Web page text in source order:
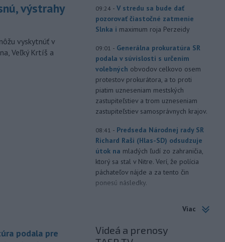
výstrahy
vyskytnúť v
Veľký Krtíš a
podala pre
09:24 - V stredu sa bude dať
pozorovať čiastočné zatmenie
Slnka i maximum roja Perzeidy
09:01 - Generálna prokuratúra SR
podala v súvislosti s určením
volebných obvodov celkovo osem
protestov prokurátora, a to proti
piatim uzneseniam mestských
zastupiteľstiev a trom uzneseniam
zastupiteľstiev samosprávnych krajov.
08:41 - Predseda Národnej rady SR
Richard Raši (Hlas-SD) odsudzuje
útok na mladých ľudí zo zahraničia,
ktorý sa stal v Nitre. Verí, že polícia
páchateľov nájde a za tento čin
ponesú následky.
piatok klesnú. Výstrahy prvého
Informuje o tom Slovenský
Viac
Videá a prenosy